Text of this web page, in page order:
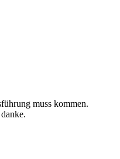
muss kommen.